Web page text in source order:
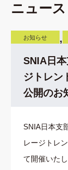
ニュース
お知らせ ,
SNIA日
ジトレン
公開のお
SNIA日本支
レージトレ
て開催いた